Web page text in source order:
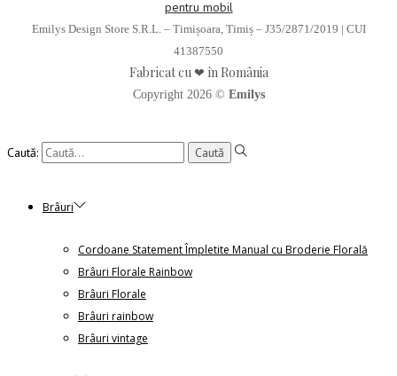
Emilys Design Store S.R.L. – Timișoara, Timiș – J35/2871/2019 | CUI
41387550
Fabricat cu ❤ în România
Copyright 2026 © Emilys
Caută:
Brâuri
Cordoane Statement Împletite Manual cu Broderie Florală
Brâuri Florale Rainbow
Brâuri Florale
Brâuri rainbow
Brâuri vintage